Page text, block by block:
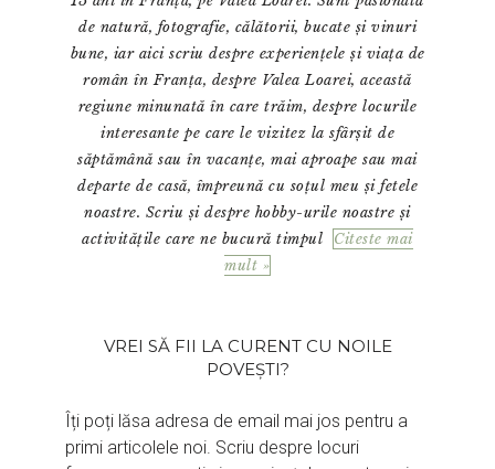
de natură, fotografie, călătorii, bucate și vinuri
bune, iar aici scriu despre experiențele și viața de
român în Franța, despre Valea Loarei, această
regiune minunată în care trăim, despre locurile
interesante pe care le vizitez la sfârșit de
săptămână sau în vacanțe, mai aproape sau mai
departe de casă, împreună cu soțul meu și fetele
noastre. Scriu și despre hobby-urile noastre și
activitățile care ne bucură timpul
Citeste mai
mult »
VREI SĂ FII LA CURENT CU NOILE
POVEȘTI?
Îți poți lăsa adresa de email mai jos pentru a
primi articolele noi. Scriu despre locuri